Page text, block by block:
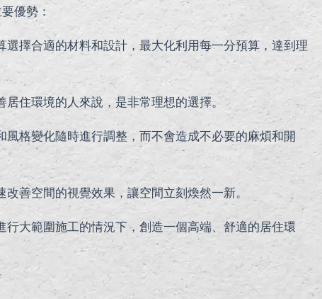
優勢：
擇合適的材料和設計，最大化利用每一分預算，達到理
住環境的人來說，是非常理想的選擇。
格變化隨時進行調整，而不會造成不必要的麻煩和開
善空間的視覺效果，讓空間立刻煥然一新。
大範圍施工的情況下，創造一個高端、舒適的居住環